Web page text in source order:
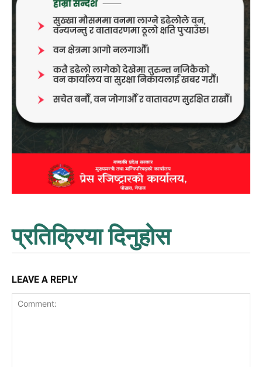
प्रतिक्रिया दिनुहोस
LEAVE A REPLY